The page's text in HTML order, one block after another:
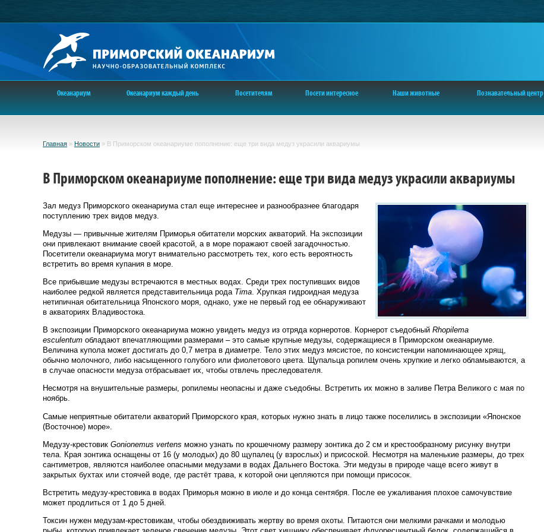
Океанариум Океанариум каждый день Посетителям Посети интересное Наши животные Познавательный центр
Главная » Новости » В Приморском океанариуме пополнение: еще три вида медуз украсили аквариумы
В Приморском океанариуме пополнение: еще три вида медуз украсили аквариумы
Зал медуз Приморского океанариума стал еще интереснее и разнообразнее благодаря
поступлению трех видов медуз.
Медузы — привычные жителям Приморья обитатели морских акваторий. На экспозиции
они привлекают внимание своей красотой, а в море поражают своей загадочностью.
Посетители океанариума могут внимательно рассмотреть тех, кого есть вероятность
встретить во время купания в море.
Все прибывшие медузы встречаются в местных водах. Среди трех поступивших видов
наиболее редкой является представительница рода Tima . Хрупкая гидроидная медуза
нетипичная обитательница Японского моря, однако, уже не первый год ее обнаруживают
в акваториях Владивостока.
В экспозиции Приморского океанариума можно увидеть медуз из отряда корнеротов. Корнерот съедобный Rhopilema
esculentum обладают впечатляющими размерами – это самые крупные медузы, содержащиеся в Приморском океанариуме.
Величина купола может достигать до 0,7 метра в диаметре. Тело этих медуз мясистое, по консистенции напоминающее хрящ,
обычно молочного, либо насыщенного голубого или фиолетового цвета. Щупальца ропилем очень хрупкие и легко обламываются, а
в случае опасности медуза отбрасывает их, чтобы отвлечь преследователя.
Несмотря на внушительные размеры, ропилемы неопасны и даже съедобны. Встретить их можно в заливе Петра Великого с мая по
ноябрь.
Самые неприятные обитатели акваторий Приморского края, которых нужно знать в лицо также поселились в экспозиции «Японское
(Восточное) море».
Медузу-крестовик Gonionemus vertens можно узнать по крошечному размеру зонтика до 2 см и крестообразному рисунку внутри
тела. Края зонтика оснащены от 16 (у молодых) до 80 щупалец (у взрослых) и присоской. Несмотря на маленькие размеры, до трех
сантиметров, являются наиболее опасными медузами в водах Дальнего Востока. Эти медузы в природе чаще всего живут в
закрытых бухтах или стоячей воде, где растёт трава, к которой они цепляются при помощи присосок.
Встретить медузу-крестовика в водах Приморья можно в июле и до конца сентября. После ее ужаливания плохое самочувствие
может продлиться от 1 до 5 дней.
Токсин нужен медузам-крестовикам, чтобы обездвиживать жертву во время охоты. Питаются они мелкими рачками и молодью